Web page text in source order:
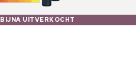
BIJNA UITVERKOCHT